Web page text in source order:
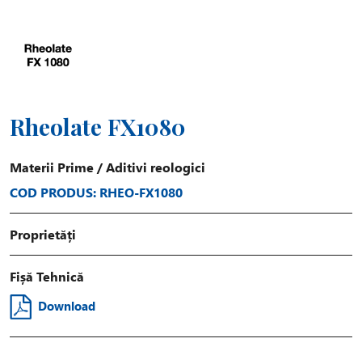
Rheolate FX1080
Materii Prime /Aditivi reologici
COD PRODUS: RHEO-FX1080
Proprietăți
Fișă Tehnică
Download